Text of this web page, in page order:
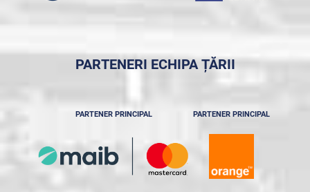
PARTENERI ECHIPA ȚĂRII
PARTENER PRINCIPAL PARTENER PRINCIPAL